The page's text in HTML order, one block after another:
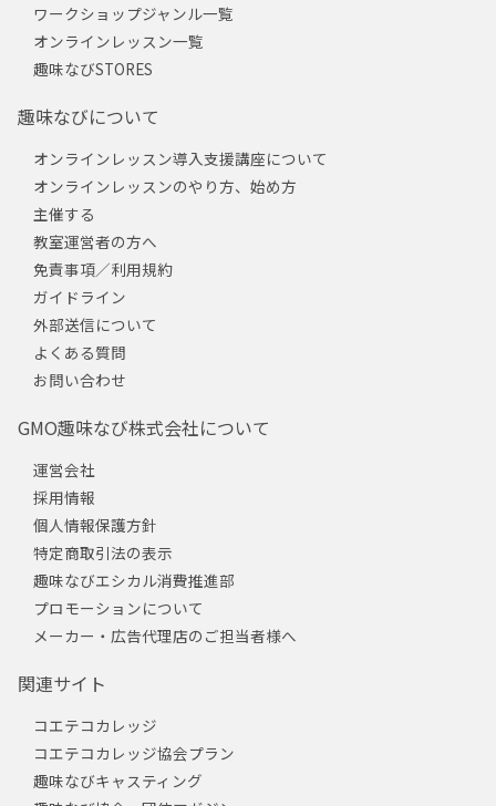
ワークショップジャンル一覧
オンラインレッスン一覧
趣味なびSTORES
趣味なびについて
オンラインレッスン導入支援講座について
オンラインレッスンのやり方、始め方
主催する
教室運営者の方へ
免責事項／利用規約
ガイドライン
外部送信について
よくある質問
お問い合わせ
GMO趣味なび株式会社について
運営会社
採用情報
個人情報保護方針
特定商取引法の表示
趣味なびエシカル消費推進部
プロモーションについて
メーカー・広告代理店のご担当者様へ
関連サイト
コエテコカレッジ
コエテコカレッジ協会プラン
趣味なびキャスティング